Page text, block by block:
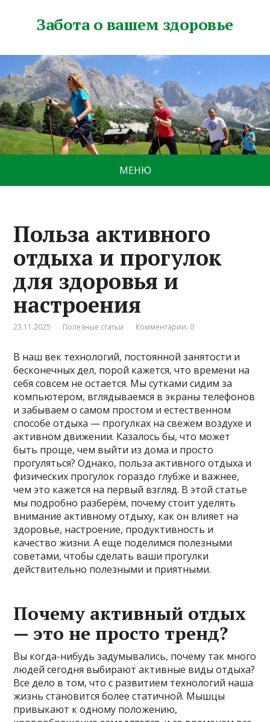
Забота о вашем здоровье
МЕНЮ
Польза активного
отдыха и прогулок
для здоровья и
настроения
23.11.2025 Полезные статьи Комментарии: 0
В наш век технологий, постоянной занятости и
бесконечных дел, порой кажется, что времени на
себя совсем не остается. Мы сутками сидим за
компьютером, вглядываемся в экраны телефонов
и забываем о самом простом и естественном
способе отдыха — прогулках на свежем воздухе и
активном движении. Казалось бы, что может
быть проще, чем выйти из дома и просто
прогуляться? Однако, польза активного отдыха и
физических прогулок гораздо глубже и важнее,
чем это кажется на первый взгляд. В этой статье
мы подробно разберём, почему стоит уделять
внимание активному отдыху, как он влияет на
здоровье, настроение, продуктивность и
качество жизни. А еще поделимся полезными
советами, чтобы сделать ваши прогулки
действительно полезными и приятными.
Почему активный отдых
— это не просто тренд?
Вы когда-нибудь задумывались, почему так много
людей сегодня выбирают активные виды отдыха?
Все дело в том, что с развитием технологий наша
жизнь становится более статичной. Мышцы
привыкают к одному положению,